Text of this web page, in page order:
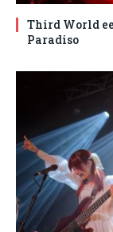
Third World
Paradiso